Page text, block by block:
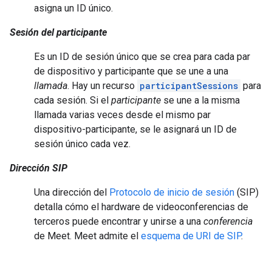
asigna un ID único.
Sesión del participante
Es un ID de sesión único que se crea para cada par
de dispositivo y participante que se une a una
llamada. Hay un recurso participantSessions para
cada sesión. Si el participante se une a la misma
llamada varias veces desde el mismo par
dispositivo-participante, se le asignará un ID de
sesión único cada vez.
Dirección SIP
Una dirección del Protocolo de inicio de sesión (SIP)
detalla cómo el hardware de videoconferencias de
terceros puede encontrar y unirse a una conferencia
de Meet. Meet admite el esquema de URI de SIP.